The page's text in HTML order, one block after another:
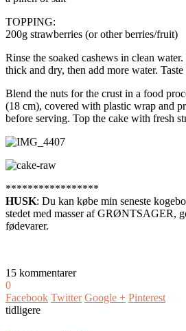
TOPPING:
200g strawberries (or other berries/fruit)
Rinse the soaked cashews in clean
thick and dry, then add more water. Taste
Blend the nuts for the crust in a food
(18 cm), covered with plastic wrap and
before serving. Top the cake with fresh
*****************
HUSK: Du kan købe min seneste
stedet med masser af GRØNTSAGER,
fødevarer.
15 kommentarer
0
Facebook Twitter Google + Pinterest
tidligere